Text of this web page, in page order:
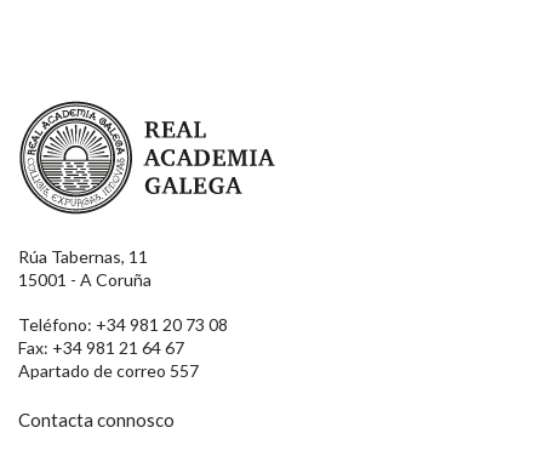
Real Academia Galega
Rúa Tabernas, 11
15001 - A Coruña
Teléfono: +34 981 20 73 08
Fax: +34 981 21 64 67
Apartado de correo 557
Contacta connosco